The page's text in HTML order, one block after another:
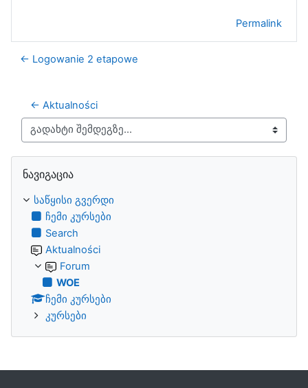
Permalink
← Logowanie 2 etapowe
← Aktualności
გადახტი შემდეგზე...
ნავიგაცია
საწყისი გვერდი
ჩემი კურსები
Search
Aktualności
Forum
WOE
ჩემი კურსები
კურსები